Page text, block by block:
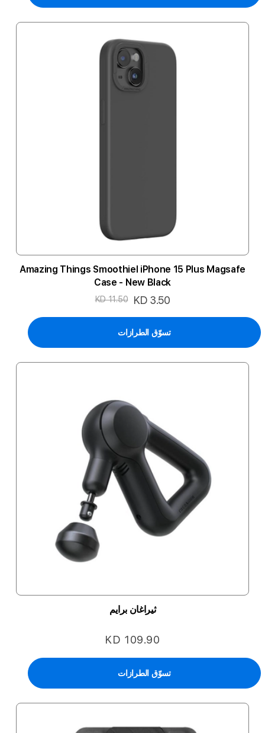
Amazing Things Smoothiel iPhone 15 Plus Magsafe
Case - New Black
السعر
KD 3.50
KD 11.50
تسوّق الطرازات
ثيراغان برايم
KD 109.90
تسوّق الطرازات